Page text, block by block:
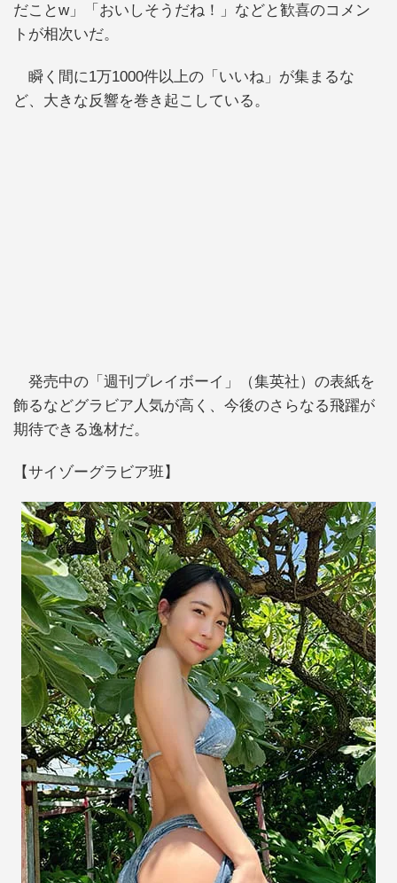
だことw」「おいしそうだね！」などと歓喜のコメン
トが相次いだ。
瞬く間に1万1000件以上の「いいね」が集まるな
ど、大きな反響を巻き起こしている。
発売中の「週刊プレイボーイ」（集英社）の表紙を
飾るなどグラビア人気が高く、今後のさらなる飛躍が
期待できる逸材だ。
【サイゾーグラビア班】